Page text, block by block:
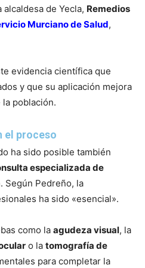
de Yecla, Remedios
Murciano de Salud,
evidencia científica que
y que su aplicación mejora
población.
el proceso
ha sido posible también
especializada de
. Según Pedreño, la
ha sido «esencial».
como la agudeza visual, la
o la tomografía de
para completar la